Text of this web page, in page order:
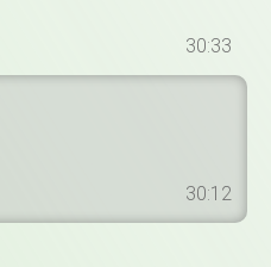
30:33
30:12